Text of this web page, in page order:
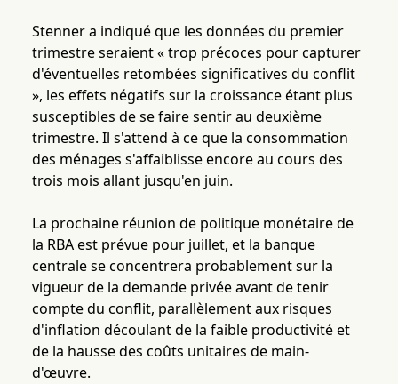
Stenner a indiqué que les données du premier
trimestre seraient « trop précoces pour capturer
d'éventuelles retombées significatives du conflit
», les effets négatifs sur la croissance étant plus
susceptibles de se faire sentir au deuxième
trimestre. Il s'attend à ce que la consommation
des ménages s'affaiblisse encore au cours des
trois mois allant jusqu'en juin.
La prochaine réunion de politique monétaire de
la RBA est prévue pour juillet, et la banque
centrale se concentrera probablement sur la
vigueur de la demande privée avant de tenir
compte du conflit, parallèlement aux risques
d'inflation découlant de la faible productivité et
de la hausse des coûts unitaires de main-
d'œuvre.